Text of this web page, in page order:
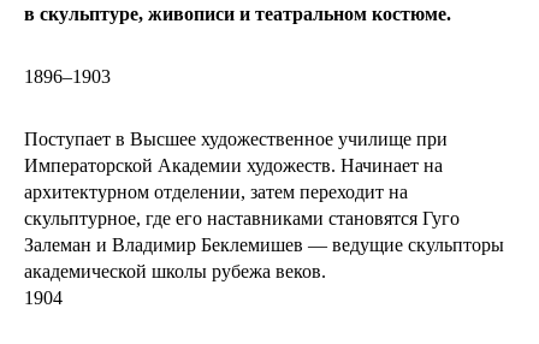
в скульптуре, живописи и театральном костюме.
1896–1903
Поступает в Высшее художественное училище при
Императорской Академии художеств. Начинает на
архитектурном отделении, затем переходит на
скульптурное, где его наставниками становятся Гуго
Залеман и Владимир Беклемишев — ведущие скульпторы
академической школы рубежа веков.
1904